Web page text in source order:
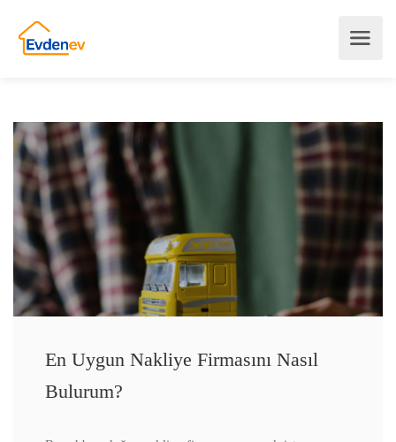
En Uygun Nakliye Firmasını Nasıl
Bulurum?